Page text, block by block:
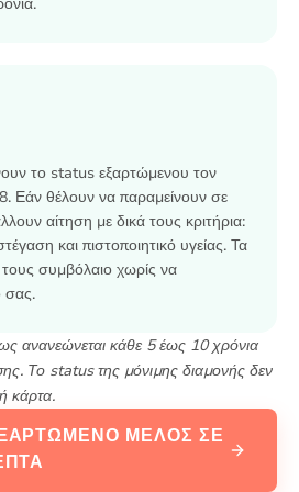
το status εξαρτώμενου τον
Εάν θέλουν να παραμείνουν σε
αίτηση με δικά τους κριτήρια:
και πιστοποιητικό υγείας. Τα
συμβόλαιο χωρίς να
σας.
ανανεώνεται κάθε 5 έως 10 χρόνια
Το status της μόνιμης διαμονής δεν
κάρτα.
ΜΈΛΟΣ ΣΕ